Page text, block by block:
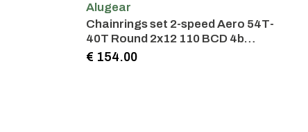
Alugear
Chainrings set 2-speed Aero 54T-
40T Round 2x12 110 BCD 4b
Shimano Asymetric Black
€ 154.00